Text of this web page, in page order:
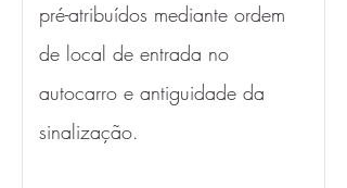
pré-atribuídos mediante ordem
de local de entrada no
autocarro e antiguidade da
sinalização.